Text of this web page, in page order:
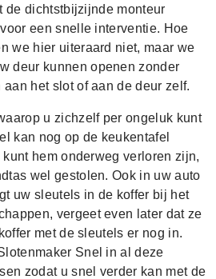
de dichtstbijzijnde monteur
een snelle interventie. Hoe
we hier uiteraard niet, maar we
deur kunnen openen zonder
het slot of aan de deur zelf.
u zichzelf per ongeluk kunt
kan nog op de keukentafel
hem onderweg verloren zijn,
wel gestolen. Ook in uw auto
uw sleutels in de koffer bij het
vergeet even later dat ze
met de sleutels er nog in.
Snel in al deze
zodat u snel verder kan met de